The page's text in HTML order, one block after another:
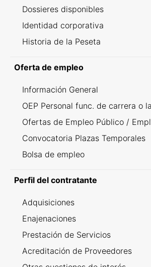
Dossieres disponibles
Identidad corporativa
Historia de la Peseta
Oferta de empleo
Información General
OEP Personal func. de carrera o
Ofertas de Empleo Público /
Convocatoria Plazas Temporales
Bolsa de empleo
Perfil del contratante
Adquisiciones
Enajenaciones
Prestación de Servicios
Acreditación de Proveedores